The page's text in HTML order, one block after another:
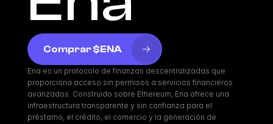
Comprar $ENA
Ena es un protocolo de finanzas descentralizadas que
proporciona acceso sin permisos a servicios financieros
avanzados. Construido sobre Ethereum, Ena ofrece una
infraestructura transparente y sin confianza para el
préstamo, el crédito, el comercio y la generación de